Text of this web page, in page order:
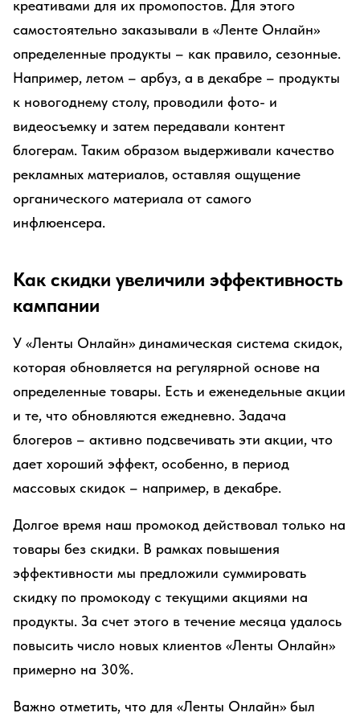
креативами для их промопостов. Для этого
самостоятельно заказывали в «Ленте Онлайн»
определенные продукты – как правило, сезонные.
Например, летом – арбуз, а в декабре – продукты
к новогоднему столу, проводили фото- и
видеосъемку и затем передавали контент
блогерам. Таким образом выдерживали качество
рекламных материалов, оставляя ощущение
органического материала от самого
инфлюенсера.
Как скидки увеличили эффективность
кампании
У «Ленты Онлайн» динамическая система скидок,
которая обновляется на регулярной основе на
определенные товары. Есть и еженедельные акции
и те, что обновляются ежедневно. Задача
блогеров – активно подсвечивать эти акции, что
дает хороший эффект, особенно, в период
массовых скидок – например, в декабре.
Долгое время наш промокод действовал только на
товары без скидки. В рамках повышения
эффективности мы предложили суммировать
скидку по промокоду с текущими акциями на
продукты. За счет этого в течение месяца удалось
повысить число новых клиентов «Ленты Онлайн»
примерно на 30%.
Важно отметить, что для «Ленты Онлайн» был